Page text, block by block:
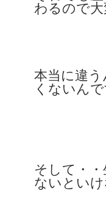
わるので
本当に違
くないん
そして・
ないとい